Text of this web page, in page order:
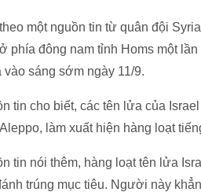
một nguồn tin từ quân đội
phía đông nam tỉnh Homs một
vào sáng sớm ngày 11/9.
tin cho biết, các tên lửa của
làm xuất hiện hàng loạt
tin nói thêm, hàng loạt tên lửa
trúng mục tiêu. Người này